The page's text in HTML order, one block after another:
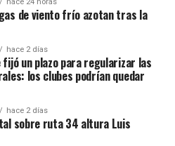
de viento frío azotan tras la
hace 2 días
fijó un plazo para regularizar las
los clubes podrían quedar
hace 2 días
sobre ruta 34 altura Luis